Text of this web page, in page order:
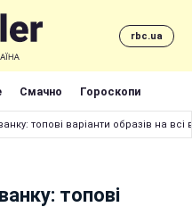
rbc.ua
Смачно Гороскопи
топові варіанти образів на
топові